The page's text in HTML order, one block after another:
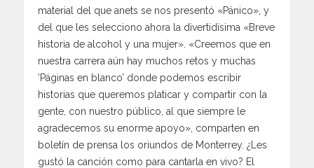
material del que anets se nos presentó «Pánico», y
del que les selecciono ahora la divertidísima «Breve
historia de alcohol y una mujer». «Creemos que en
nuestra carrera aún hay muchos retos y muchas
‘Páginas en blanco’ donde podemos escribir
historias que queremos platicar y compartir con la
gente, con nuestro público, al que siempre le
agradecemos su enorme apoyo», comparten en
boletín de prensa los oriundos de Monterrey. ¿Les
gustó la canción como para cantarla en vivo? El